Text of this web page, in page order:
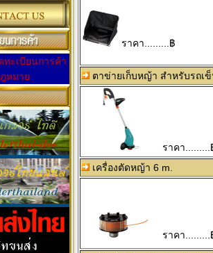
ทะเบียนการค้า
หมาย
ราคา.........฿
ตาข่ายเก็บหญ้า สำหรับรถเ
ราคา.........
เครื่องตัดหญ้า 6 m.
ราคา.........